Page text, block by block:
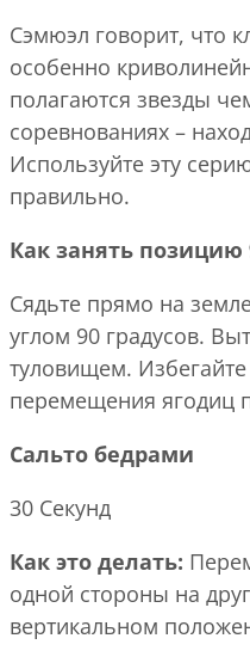
Сэмюэл говорит, что
особенно
полагаются звезды
соревнованиях –
Используйте эту
правильно.
Как занять позицию
Сядьте прямо на
углом 90 градусов.
туловищем.
перемещения ягодиц
Сальто бедрами
30 Секунд
Как это делать:
одной стороны на
вертикальном